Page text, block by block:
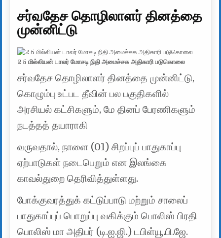
சர்வதேச தொழிலாளர் தினத்தை
முன்னிட்டு
2 5 மில்லியன் டாலர் மோசடி நிதி அமைச்சக அதிகாரி படுகொலை
சர்வதேச தொழிலாளர் தினத்தை முன்னிட்டு,
கொழும்பு உட்பட தீவின் பல பகுதிகளில்
அரசியல் கட்சிகளும், மே தினப் பேரணிகளும்
நடத்தத் தயாராகி
வருவதால், நாளை (01) சிறப்புப் பாதுகாப்பு
ஏற்பாடுகள் நடைபெறும் என இலங்கை
காவல்துறை தெரிவித்துள்ளது.
போக்குவரத்துக் கட்டுப்பாடு மற்றும் சாலைப்
பாதுகாப்புப் பொறுப்பு வகிக்கும் பொலிஸ் பிரதி
பொலிஸ் மா அதிபர் (டி.ஐ.ஜி.) டபிள்யூ.பி.ஜே.